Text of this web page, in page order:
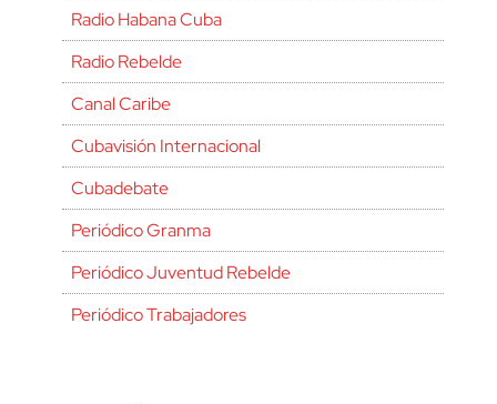
Radio Habana Cuba
Radio Rebelde
Canal Caribe
Cubavisión Internacional
Cubadebate
Periódico Granma
Periódico Juventud Rebelde
Periódico Trabajadores